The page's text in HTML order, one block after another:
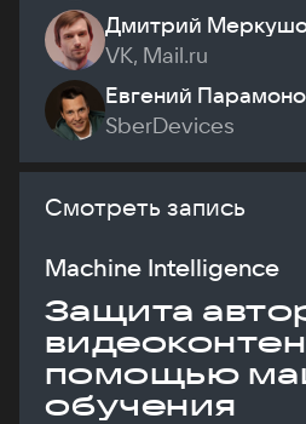
Дмитрий
VK, Mail.ru
Евгений
SberDevices
Смотреть запись
Machine Intelligence
Защита
помощью
обучения